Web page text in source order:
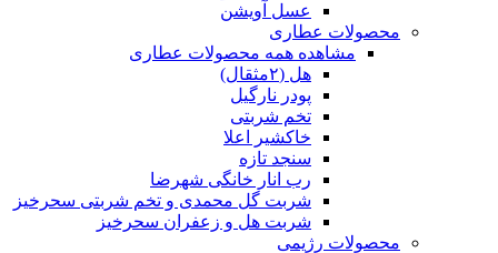
عسل آویشن
محصولات عطاری
مشاهده همه محصولات عطاری
هل (۲مثقال)
پودر نارگیل
تخم شربتی
خاکشیر اعلا
سنجد تازه
رب انار خانگی شهرضا
شربت گل محمدی و تخم شربتی سحرخیز
شربت هل و زعفران سحرخیز
محصولات رژیمی